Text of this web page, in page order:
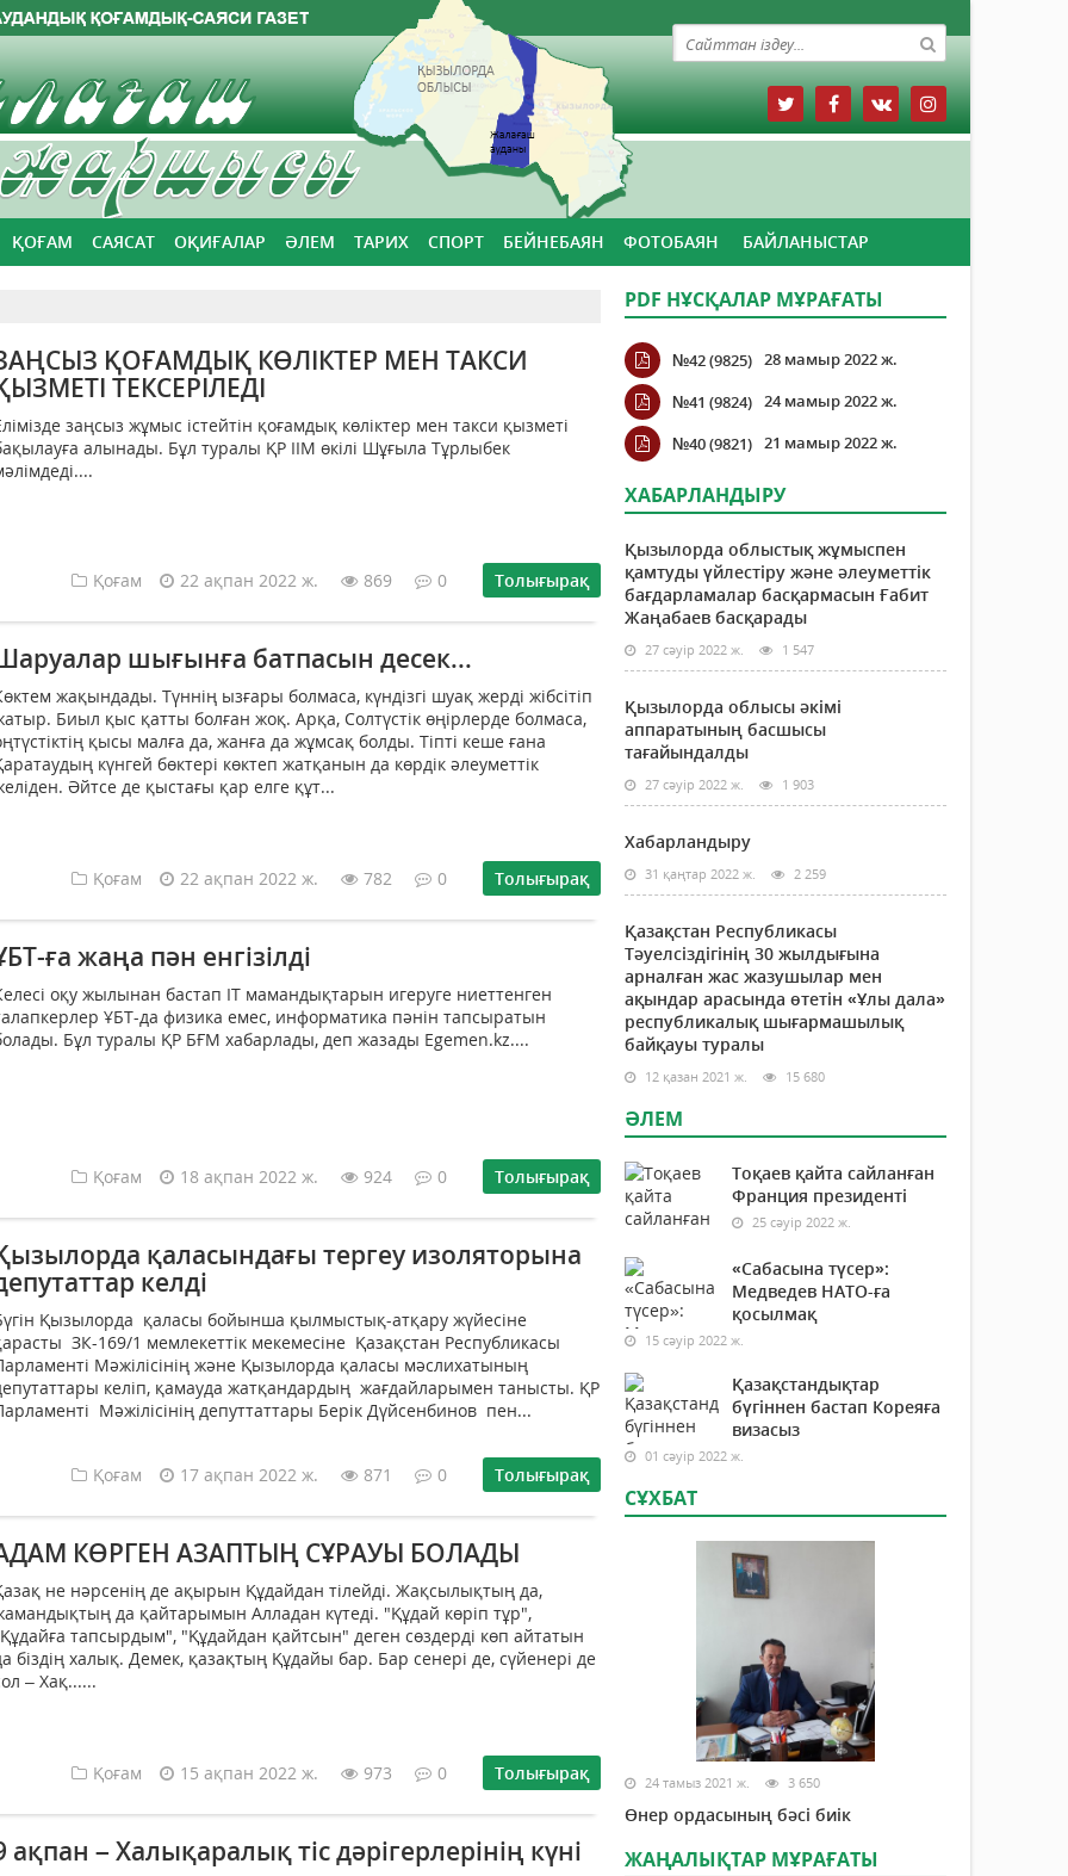
ҚОҒАМ САЯСАТ ОҚИҒАЛАР ӘЛЕМ ТАРИХ СПОРТ БЕЙНЕБАЯН ФОТОБАЯН БАЙЛАНЫСТАР
ҚОҒАМДЫҚ КӨЛІКТЕР МЕН ТАКСИ
ТЕКСЕРІЛЕДІ
заңсыз жұмыс істейтін қоғамдық көліктер мен такси қызметі
алынады. Бұл туралы ҚР ІІМ өкілі Шұғыла Тұрлыбек
Қоғам 22 ақпан 2022 ж. 869 0 Толығырақ
шығынға батпасын десек...
жақындады. Түннің ызғары болмаса, күндізгі шуақ жерді жібсітіп
Биыл қыс қатты болған жоқ. Арқа, Солтүстік өңірлерде болмаса,
қысы малға да, жанға да жұмсақ болды. Тіпті кеше ғана
күнгей бөктері көктеп жатқанын да көрдік әлеуметтік
Әйтсе де қыстағы қар елге құт...
Қоғам 22 ақпан 2022 ж. 782 0 Толығырақ
ға жаңа пән енгізілді
оқу жылынан бастап IT мамандықтарын игеруге ниеттенген
ҰБТ-да физика емес, информатика пәнін тапсыратын
Бұл туралы ҚР БҒМ хабарлады, деп жазады Egemen.kz....
Қоғам 18 ақпан 2022 ж. 924 0 Толығырақ
қаласындағы тергеу изоляторына
келді
Қызылорда қаласы бойынша қылмыстық-атқару жүйесіне
ЗК-169/1 мемлекеттік мекемесіне Қазақстан Республикасы
Мәжілісінің және Қызылорда қаласы мәслихатының
келіп, қамауда жатқандардың жағдайларымен танысты. ҚР
Мәжілісінің депуттаттары Берік Дүйсенбинов пен...
Қоғам 17 ақпан 2022 ж. 871 0 Толығырақ
КӨРГЕН АЗАПТЫҢ СҰРАУЫ БОЛАДЫ
не нәрсенің де ақырын Құдайдан тілейді. Жақсылықтың да,
да қайтарымын Алладан күтеді. "Құдай көріп тұр",
тапсырдым", "Құдайдан қайтсын" деген сөздерді көп айтатын
біздің халық. Демек, қазақтың Құдайы бар. Бар сенері де, сүйенері де
– Хақ......
Қоғам 15 ақпан 2022 ж. 973 0 Толығырақ
ақпан – Халықаралық тіс дәрігерлерінің күні
PDF НҰСҚАЛАР МҰРАҒАТЫ
№42 (9825) 28 мамыр 2022 ж.
№41 (9824) 24 мамыр 2022 ж.
№40 (9821) 21 мамыр 2022 ж.
ХАБАРЛАНДЫРУ
Қызылорда облыстық жұмыспен
қамтуды үйлестіру және әлеуметтік
бағдарламалар басқармасын Ғабит
Жаңабаев басқарады
27 сәуір 2022 ж. 1 547
Қызылорда облысы әкімі
аппаратының басшысы
тағайындалды
27 сәуір 2022 ж. 1 903
Хабарландыру
31 қаңтар 2022 ж. 2 259
Қазақстан Республикасы
Тәуелсіздігінің 30 жылдығына
арналған жас жазушылар мен
ақындар арасында өтетін «Ұлы дала»
республикалық шығармашылық
байқауы туралы
12 қазан 2021 ж. 15 680
ӘЛЕМ
Тоқаев қайта сайланған
Франция президенті
25 сәуір 2022 ж.
«Сабасына түсер»:
Медведев НАТО-ға
қосылмақ
15 сәуір 2022 ж.
Қазақстандықтар
бүгіннен бастап Кореяға
визасыз
01 сәуір 2022 ж.
СҰХБАТ
24 тамыз 2021 ж. 3 650
Өнер ордасының бәсі биік
ЖАҢАЛЫҚТАР МҰРАҒАТЫ